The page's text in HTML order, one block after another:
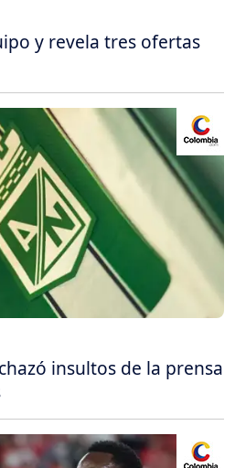
y revela tres ofertas
insultos de la prensa